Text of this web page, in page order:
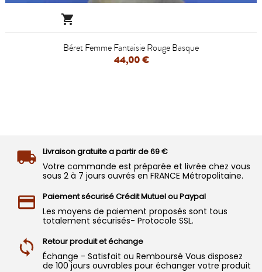

Béret Femme Fantaisie Rouge Basque
44,00 €
Livraison gratuite a partir de 69 €
Votre commande est préparée et livrée chez vous
sous 2 à 7 jours ouvrés en FRANCE Métropolitaine.
Paiement sécurisé Crédit Mutuel ou Paypal
Les moyens de paiement proposés sont tous
totalement sécurisés- Protocole SSL.
Retour produit et échange
Échange - Satisfait ou Remboursé Vous disposez
de 100 jours ouvrables pour échanger votre produit